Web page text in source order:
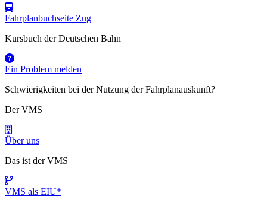
Fahrplanbuchseite Zug
Kursbuch der Deutschen Bahn
Ein Problem melden
Schwierigkeiten bei der Nutzung der Fahrplanauskunft?
Der VMS
Über uns
Das ist der VMS
VMS als EIU*